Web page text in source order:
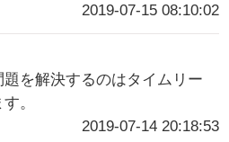
2019-07-15 08:10:02
を解決するのはタイムリー
。
2019-07-14 20:18:53